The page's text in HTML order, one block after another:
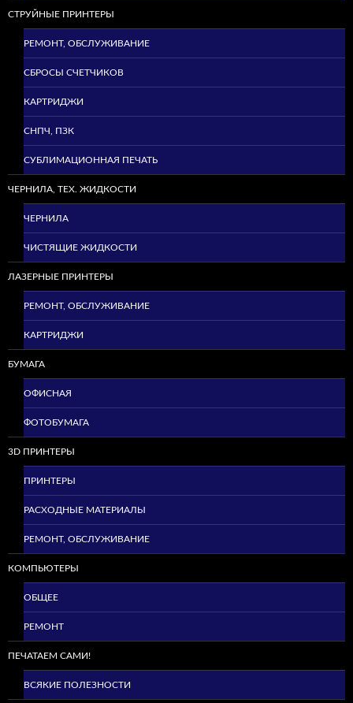
СТРУЙНЫЕ ПРИНТЕРЫ
РЕМОНТ, ОБСЛУЖИВАНИЕ
СБРОСЫ СЧЕТЧИКОВ
КАРТРИДЖИ
СНПЧ, ПЗК
СУБЛИМАЦИОННАЯ ПЕЧАТЬ
ЧЕРНИЛА, ТЕХ. ЖИДКОСТИ
ЧЕРНИЛА
ЧИСТЯЩИЕ ЖИДКОСТИ
ЛАЗЕРНЫЕ ПРИНТЕРЫ
РЕМОНТ, ОБСЛУЖИВАНИЕ
КАРТРИДЖИ
БУМАГА
ОФИСНАЯ
ФОТОБУМАГА
3D ПРИНТЕРЫ
ПРИНТЕРЫ
РАСХОДНЫЕ МАТЕРИАЛЫ
РЕМОНТ, ОБСЛУЖИВАНИЕ
КОМПЬЮТЕРЫ
ОБЩЕЕ
РЕМОНТ
ПЕЧАТАЕМ САМИ!
ВСЯКИЕ ПОЛЕЗНОСТИ